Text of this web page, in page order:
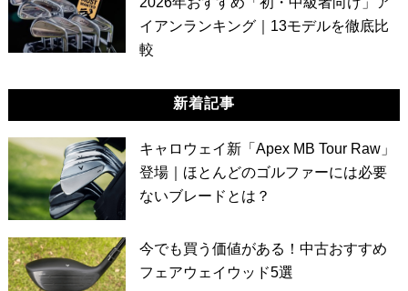
イアンランキング｜13モデルを徹底比
較
新着記事
キャロウェイ新「Apex MB Tour Raw」
登場｜ほとんどのゴルファーには必要
ないブレードとは？
今でも買う価値がある！中古おすすめ
フェアウェイウッド5選